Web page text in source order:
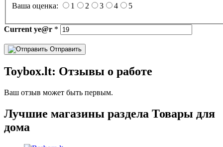
Ваша оценка: 1 2 3 4 5
Current ye@r *
Отправить
Toybox.lt: Отзывы о работе
Ваш отзыв может быть первым.
Лучшие магазины раздела Товары для
дома